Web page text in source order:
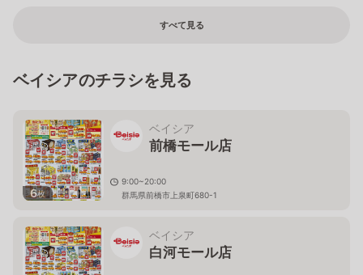
すべて見る
ベイシアのチラシを見る
6枚
ベイシア
前橋モール店
9:00~20:00
群馬県前橋市上泉町680-1
ベイシア
白河モール店